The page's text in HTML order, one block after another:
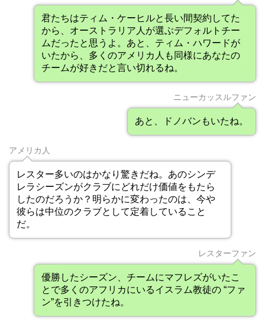
君たちはティム・ケーヒルと長い間契約してた
から、オーストラリア人が選ぶデフォルトチー
ムだったと思うよ。あと、ティム・ハワードが
いたから、多くのアメリカ人も同様にあなたの
チームが好きだと言い切れるね。
ニューカッスルファン
あと、ドノバンもいたね。
アメリカ人
レスター多いのはかなり驚きだね。あのシンデ
レラシーズンがクラブにどれだけ価値をもたら
したのだろうか？明らかに変わったのは、今や
彼らは中位のクラブとして定着していること
だ。
レスターファン
優勝したシーズン、チームにマフレズがいたこ
とで多くのアフリカにいるイスラム教徒の “ファ
ン”を引きつけたね。